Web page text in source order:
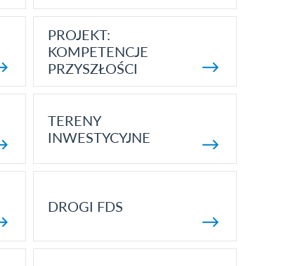
PROJEKT:
KOMPETENCJE
PRZYSZŁOŚCI
TERENY
INWESTYCYJNE
DROGI FDS